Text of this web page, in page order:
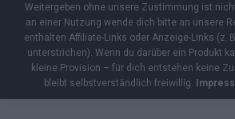
Weitergeben ohne unsere Zustimmung ist
an einer Nutzung wende dich bitte an unsere
enthalten Affiliate-Links oder Anzeige-Links (z.
unterstrichen). Wenn du darüber ein Produkt
kleine Provision – für dich entstehen keine
bleibt selbstverständlich freiwillig.